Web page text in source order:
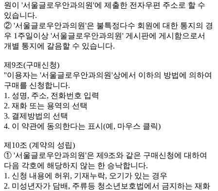
원이 '서울글로우안과의원'에 제출한 전자우편 주소로 할 수
있습니다.
② '서울글로우안과의원'은 불특정다수 회원에 대한 통지의 경
우 1주일이상 '서울글로우안과의원' 게시판에 게시함으로서
개별 통지에 갈음할 수 있습니다.
제9조(구매신청)
''이용자는 '서울글로우안과의원'상에서 이하의 방법에 의하여
구매를 신청합니다.
1. 성명, 주소, 전화번호 입력
2. 재화 또는 용역의 선택
3. 결제방법의 선택
4. 이 약관에 동의한다는 표시(예, 마우스 클릭)
제10조 (계약의 성립)
① '서울글로우안과의원'은 제9조와 같은 구매신청에 대하여
다음 각호에 해당하지 않는 한 승낙합니다.
1. 신청 내용에 허위, 기재누락, 오기가 있는 경우
2. 미성년자가 담배, 주류등 청소년보호법에서 금지하는 재화